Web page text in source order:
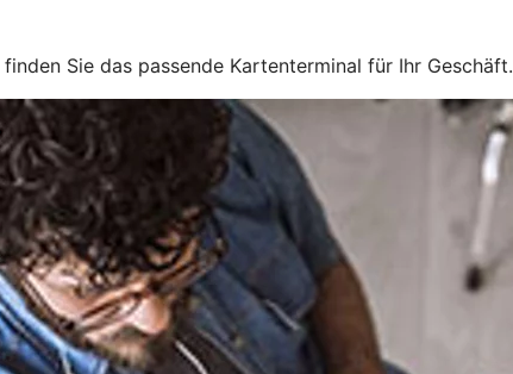
Sie das passende Kartenterminal für Ihr Geschäft.